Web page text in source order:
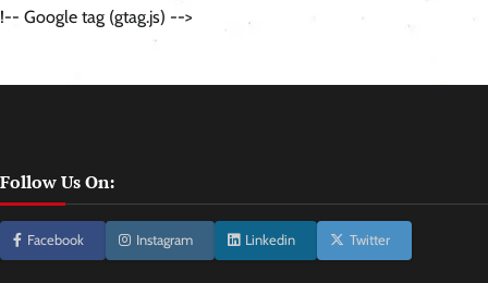
!-- Google tag (gtag.js) -->
Follow Us On:
Facebook Instagram Linkedin Twitter